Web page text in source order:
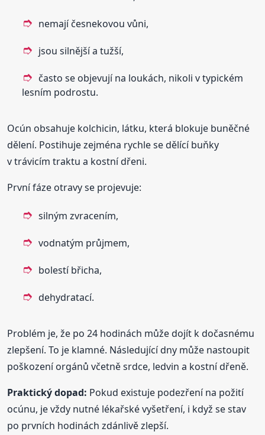
nemají česnekovou vůni,
jsou silnější a tužší,
často se objevují na loukách, nikoli v typickém
lesním podrostu.
Ocún obsahuje kolchicin, látku, která blokuje buněčné
dělení. Postihuje zejména rychle se dělící buňky
v trávicím traktu a kostní dřeni.
První fáze otravy se projevuje:
silným zvracením,
vodnatým průjmem,
bolestí břicha,
dehydratací.
Problém je, že po 24 hodinách může dojít k dočasnému
zlepšení. To je klamné. Následující dny může nastoupit
poškození orgánů včetně srdce, ledvin a kostní dřeně.
Praktický dopad: Pokud existuje podezření na požití
ocúnu, je vždy nutné lékařské vyšetření, i když se stav
po prvních hodinách zdánlivě zlepší.